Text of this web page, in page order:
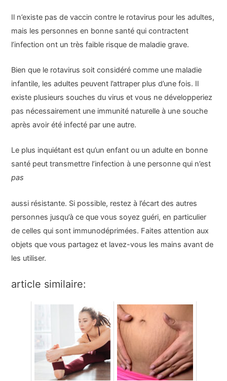
Il n’existe pas de vaccin contre le rotavirus pour les adultes,
mais les personnes en bonne santé qui contractent
l’infection ont un très faible risque de maladie grave.
Bien que le rotavirus soit considéré comme une maladie
infantile, les adultes peuvent l’attraper plus d’une fois. Il
existe plusieurs souches du virus et vous ne développeriez
pas nécessairement une immunité naturelle à une souche
après avoir été infecté par une autre.
Le plus inquiétant est qu’un enfant ou un adulte en bonne
santé peut transmettre l’infection à une personne qui n’est
pas
aussi résistante. Si possible, restez à l’écart des autres
personnes jusqu’à ce que vous soyez guéri, en particulier
de celles qui sont immunodéprimées. Faites attention aux
objets que vous partagez et lavez-vous les mains avant de
les utiliser.
article similaire: